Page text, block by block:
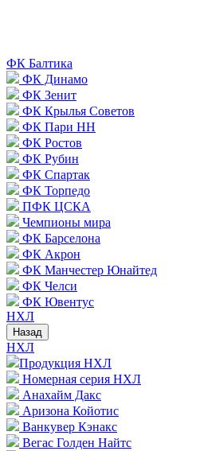
ФК Балтика
ФК Динамо
ФК Зенит
ФК Крылья Советов
ФК Пари НН
ФК Ростов
ФК Рубин
ФК Спартак
ФК Торпедо
ПФК ЦСКА
Чемпионы мира
ФК Барселона
ФК Акрон
ФК Манчестер Юнайтед
ФК Челси
ФК Ювентус
НХЛ
Назад
НХЛ
Продукция НХЛ
Номерная серия НХЛ
Анахайм Дакс
Аризона Койотис
Ванкувер Кэнакс
Вегас Голден Найтс